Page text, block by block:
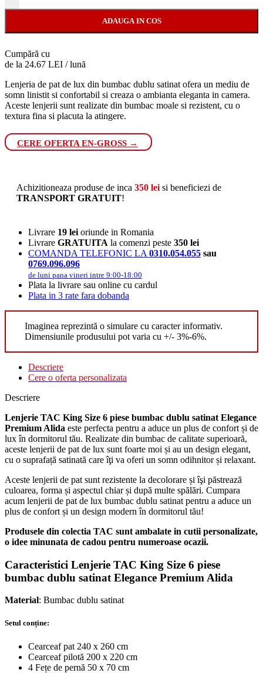
ADAUGA IN COS
Cumpără cu
de la 24.67 LEI / lună
Lenjeria de pat de lux din bumbac dublu satinat ofera un mediu de
somn linistit si confortabil si creaza o ambianta eleganta in camera.
Aceste lenjerii sunt realizate din bumbac moale si rezistent, cu o
textura fina si placuta la atingere.
CERE OFERTA EN-GROSS →
Achizitioneaza produse de inca 350 lei si beneficiezi de
TRANSPORT GRATUIT!
Livrare 19 lei oriunde in Romania
Livrare GRATUITA la comenzi peste 350 lei
COMANDA TELEFONIC LA 0310.054.055 sau
0769.096.096
de luni pana vineri intre 9:00-18:00
Plata la livrare sau online cu cardul
Plata in 3 rate fara dobanda
Imaginea reprezintă o simulare cu caracter informativ.
Dimensiunile produsului pot varia cu +/- 3%-6%.
Descriere
Cere o oferta personalizata
Descriere
Lenjerie TAC King Size 6 piese bumbac dublu satinat Elegance
Premium Alida este perfecta pentru a aduce un plus de confort și de
lux în dormitorul tău. Realizate din bumbac de calitate superioară,
aceste lenjerii de pat de lux sunt foarte moi și au un design elegant,
cu o suprafață satinată care îţi va oferi un somn odihnitor și relaxant.
Aceste lenjerii de pat sunt rezistente la decolorare și îşi păstrează
culoarea, forma și aspectul chiar și după multe spălări. Cumpara
acum lenjerii de pat de lux bumbac dublu satinat pentru a aduce un
plus de confort și un design modern în dormitorul tău!
Produsele din colectia TAC sunt ambalate in cutii personalizate,
o idee minunata de cadou pentru numeroase ocazii.
Caracteristici Lenjerie TAC King Size 6 piese
bumbac dublu satinat Elegance Premium Alida
Material: Bumbac dublu satinat
Setul conține:
Cearceaf pat 240 x 260 cm
Cearceaf pilotă 200 x 220 cm
4 Fețe de pernă 50 x 70 cm